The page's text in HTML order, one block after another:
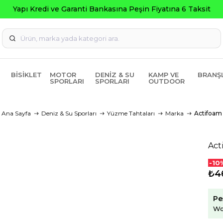
Seçili Ürünlerde ₺2000
BISIKLET
MOTOR
SPORLARI
DENIZ & SU
SPORLARI
KAMP VE
OUTDOOR
Ana Sayfa Deniz & Su Sporları Yüzme Tahtaları Marka Actifoam
-